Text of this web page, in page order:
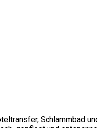
Schlammbad